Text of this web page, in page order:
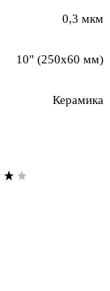
0,3 мкм
10" (250х60 мм)
Керамика